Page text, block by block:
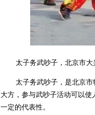
太子务武吵子，北京市大
太子务武吵子，是北京
大方，参与武吵子活动可以
一定的代表性。